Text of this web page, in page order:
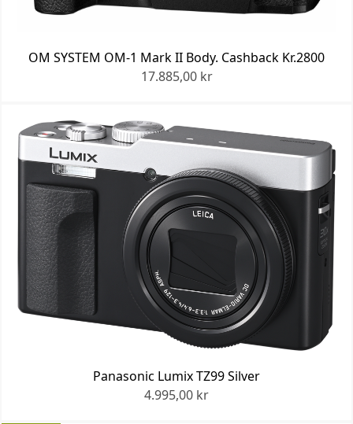
OM SYSTEM OM-1 Mark II Body. Cashback Kr.2800
17.885,00 kr
Panasonic Lumix TZ99 Silver
4.995,00 kr